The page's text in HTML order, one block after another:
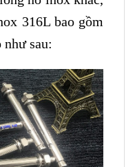
316L bao gồm
như sau: